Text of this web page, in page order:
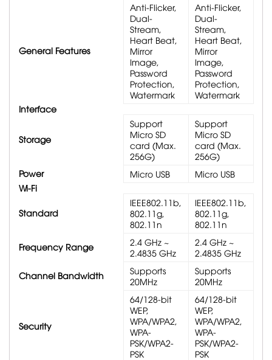
General Features
Anti-Flicker,
Dual-
Stream,
Heart Beat,
Mirror
Image,
Password
Protection,
Watermark
Anti-Flicker,
Dual-
Stream,
Heart Beat,
Mirror
Image,
Password
Protection,
Watermark
Interface
Storage
Support
Micro SD
card (Max.
256G)
Support
Micro SD
card (Max.
256G)
Power
Micro USB
Micro USB
Wi-Fi
Standard
IEEE802.11b,
802.11g,
802.11n
IEEE802.11b,
802.11g,
802.11n
Frequency Range
2.4 GHz ~
2.4835 GHz
2.4 GHz ~
2.4835 GHz
Channel Bandwidth
Supports
20MHz
Supports
20MHz
Security
64/128-bit
WEP,
WPA/WPA2,
WPA-
PSK/WPA2-
PSK
64/128-bit
WEP,
WPA/WPA2,
WPA-
PSK/WPA2-
PSK